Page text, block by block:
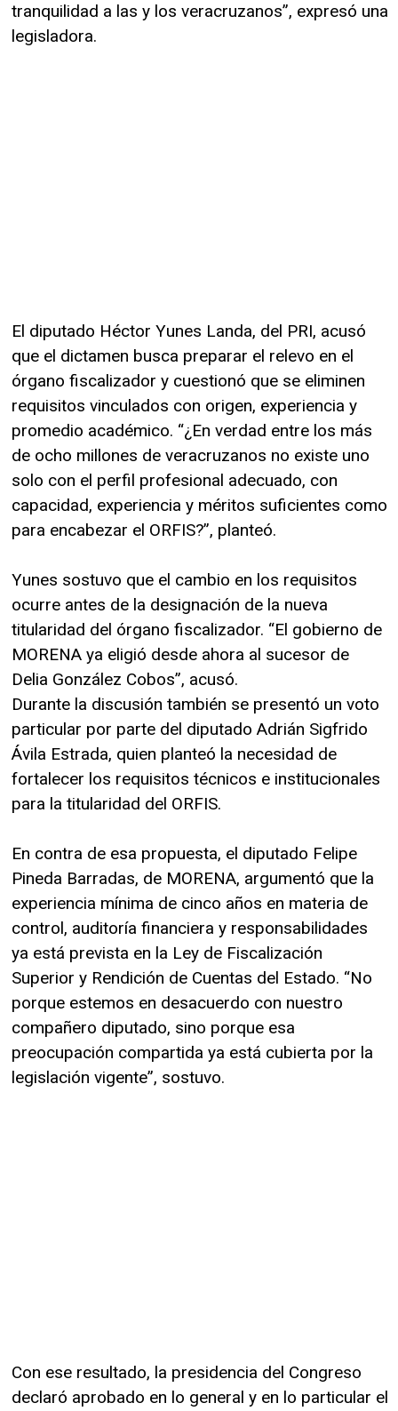
tranquilidad a las y los veracruzanos”, expresó una
legisladora.
El diputado Héctor Yunes Landa, del PRI, acusó
que el dictamen busca preparar el relevo en el
órgano fiscalizador y cuestionó que se eliminen
requisitos vinculados con origen, experiencia y
promedio académico. “¿En verdad entre los más
de ocho millones de veracruzanos no existe uno
solo con el perfil profesional adecuado, con
capacidad, experiencia y méritos suficientes como
para encabezar el ORFIS?”, planteó.
Yunes sostuvo que el cambio en los requisitos
ocurre antes de la designación de la nueva
titularidad del órgano fiscalizador. “El gobierno de
MORENA ya eligió desde ahora al sucesor de
Delia González Cobos”, acusó.
Durante la discusión también se presentó un voto
particular por parte del diputado Adrián Sigfrido
Ávila Estrada, quien planteó la necesidad de
fortalecer los requisitos técnicos e institucionales
para la titularidad del ORFIS.
En contra de esa propuesta, el diputado Felipe
Pineda Barradas, de MORENA, argumentó que la
experiencia mínima de cinco años en materia de
control, auditoría financiera y responsabilidades
ya está prevista en la Ley de Fiscalización
Superior y Rendición de Cuentas del Estado. “No
porque estemos en desacuerdo con nuestro
compañero diputado, sino porque esa
preocupación compartida ya está cubierta por la
legislación vigente”, sostuvo.
Con ese resultado, la presidencia del Congreso
declaró aprobado en lo general y en lo particular el